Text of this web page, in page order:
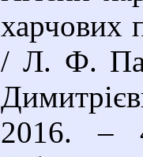
харчових
/ Л. Ф.
2016. –